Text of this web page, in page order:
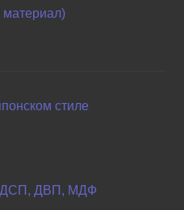
материал)
стиле
ДСП, ДВП, МДФ